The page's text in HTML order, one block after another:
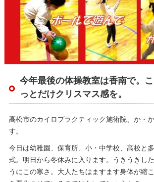
今年最後の体操教室は香南で。
っとだけクリスマス感を。
高松市のカイロプラクティック施術院、か・
す。
今日は幼稚園、保育所、小・中学校、高校と
式。明日から冬休みに入ります。うきうきし
うにこの寒さ。大人たちはますます身体が縮